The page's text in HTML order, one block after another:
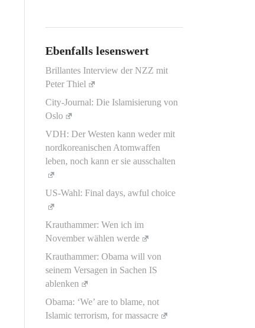
Ebenfalls lesenswert
Brillantes Interview der NZZ mit
Peter Thiel
City-Journal: Die Islamisierung von
Oslo
VDH: Der Westen kann weder mit
nordkoreanischen Atomwaffen
leben, noch kann er sie ausschalten
US-Wahl: Final days, awful choice
Krauthammer: Wen ich im
November wählen werde
Krauthammer: Obama will von
seinem Versagen in Sachen IS
ablenken
Obama: ‘We’ are to blame, not
Islamic terrorism, for massacre